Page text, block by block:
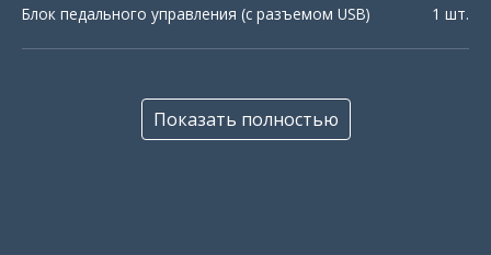
Блок педального управления (с разъемом USB) 1 шт.
Показать полностью